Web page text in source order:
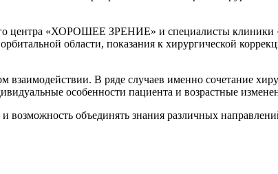
центра «ХОРОШЕЕ ЗРЕНИЕ» и специалисты
области, показания к хирургической
В ряде случаев именно сочетание
особенности пациента и возрастные
объединять знания различных